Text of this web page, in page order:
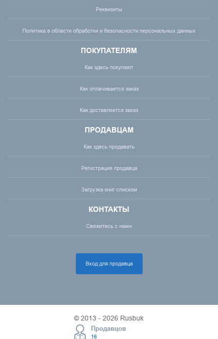
Реквизиты
Политика в области обработки и безопасности персональных данных
ПОКУПАТЕЛЯМ
Как здесь покупают
Как оплачивается заказ
Как доставляется заказ
ПРОДАВЦАМ
Как здесь продавать
Регистрация продавца
Загрузка книг списком
КОНТАКТЫ
Свяжитесь с нами
Вход для продавца
© 2013 - 2026 Rusbuk
Продавцов
16